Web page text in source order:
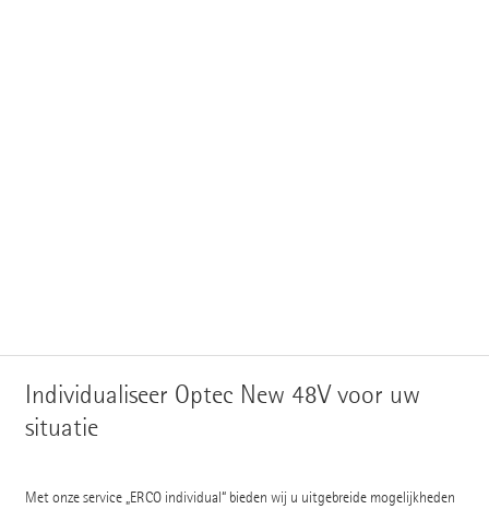
Individualiseer Optec New 48V voor uw
situatie
Met onze service „ERCO individual“ bieden wij u uitgebreide mogelijkheden